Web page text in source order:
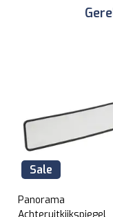
Sale
Panorama